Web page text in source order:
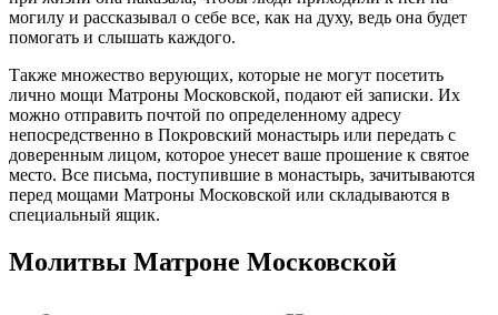
могилу и рассказывал о себе все, как на духу, ведь она будет
помогать и слышать каждого.
Также множество верующих, которые не могут посетить
лично мощи Матроны Московской, подают ей записки. Их
можно отправить почтой по определенному адресу
непосредственно в Покровский монастырь или передать с
доверенным лицом, которое унесет ваше прошение к святое
место. Все письма, поступившие в монастырь, зачитываются
перед мощами Матроны Московской или складываются в
специальный ящик.
Молитвы Матроне Московской